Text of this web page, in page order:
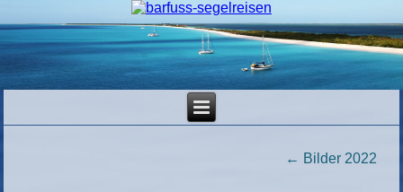
← Bilder 2022